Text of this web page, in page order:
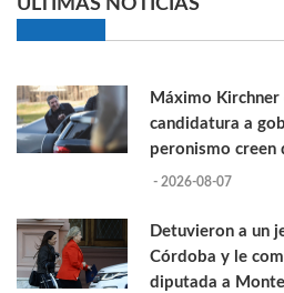
Máximo
candidatura a
peronismo creen
- 2026-08-07
Detuvieron a un
Córdoba y le
diputada a